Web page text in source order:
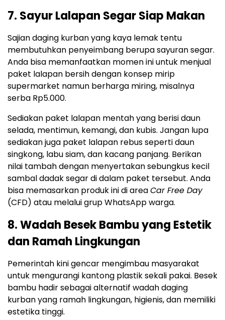
7. Sayur Lalapan Segar Siap Makan
Sajian daging kurban yang kaya lemak tentu
membutuhkan penyeimbang berupa sayuran segar.
Anda bisa memanfaatkan momen ini untuk menjual
paket lalapan bersih dengan konsep mirip
supermarket namun berharga miring, misalnya
serba Rp5.000.
Sediakan paket lalapan mentah yang berisi daun
selada, mentimun, kemangi, dan kubis. Jangan lupa
sediakan juga paket lalapan rebus seperti daun
singkong, labu siam, dan kacang panjang. Berikan
nilai tambah dengan menyertakan sebungkus kecil
sambal dadak segar di dalam paket tersebut. Anda
bisa memasarkan produk ini di areaCar Free Day
(CFD) atau melalui grup WhatsApp warga.
8. Wadah Besek Bambu yang Estetik
dan Ramah Lingkungan
Pemerintah kini gencar mengimbau masyarakat
untuk mengurangi kantong plastik sekali pakai. Besek
bambu hadir sebagai alternatif wadah daging
kurban yang ramah lingkungan, higienis, dan memiliki
estetika tinggi.